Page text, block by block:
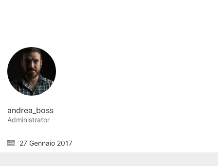
andrea_boss
Administrator
27 Gennaio 2017